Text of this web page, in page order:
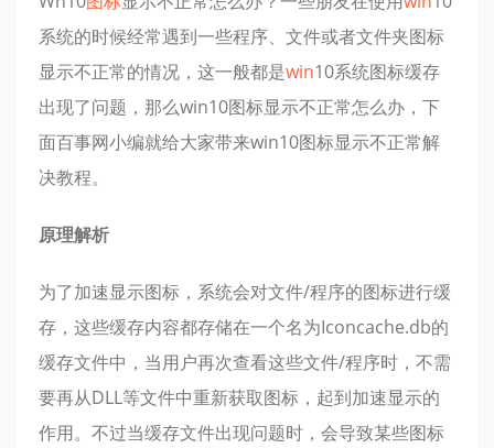
系统的时候经常遇到一些程序、文件或者文件夹图标
显示不正常的情况，这一般都是win10系统图标缓存
出现了问题，那么win10图标显示不正常怎么办，下
面百事网小编就给大家带来win10图标显示不正常解
决教程。
原理解析
为了加速显示图标，系统会对文件/程序的图标进行缓
存，这些缓存内容都存储在一个名为Iconcache.db的
缓存文件中，当用户再次查看这些文件/程序时，不需
要再从DLL等文件中重新获取图标，起到加速显示的
作用。不过当缓存文件出现问题时，会导致某些图标